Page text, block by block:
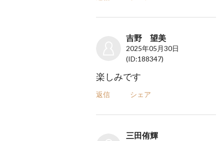
吉野 望美
2025年05月30日
(ID:188347)
楽しみです
返信 シェア
三田侑輝